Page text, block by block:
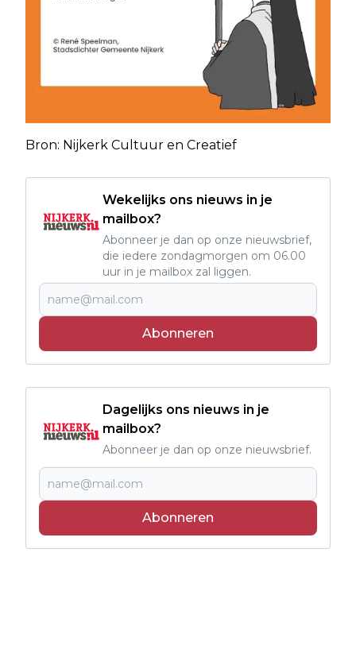
Bron: Nijkerk Cultuur en Creatief
Wekelijks ons nieuws in je
mailbox?
Abonneer je dan op onze nieuwsbrief,
die iedere zondagmorgen om 06.00
uur in je mailbox zal liggen.
Abonneren
Dagelijks ons nieuws in je
mailbox?
Abonneer je dan op onze nieuwsbrief.
Abonneren